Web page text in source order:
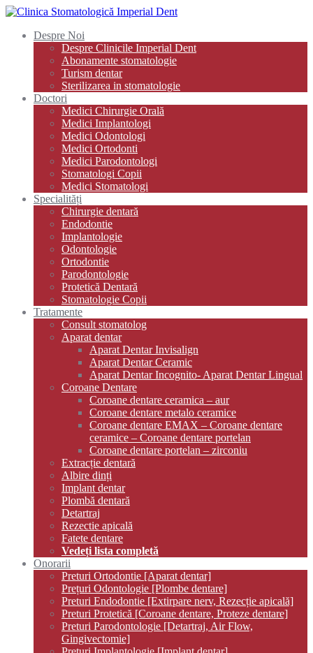
Despre Noi
Despre Clinicile Imperial Dent
Abonamente stomatologie
Turism dentar
Sterilizarea in stomatologie
Doctori
Medici Chirurgie Orală
Medici Implantologi
Medici Odontologi
Medici Ortodonti
Medici Parodontologi
Stomatologi Copii
Medici Stomatologi
Specialități
Chirurgie dentară
Endodontie
Implantologie
Odontologie
Ortodontie
Parodontologie
Protetică Dentară
Stomatologie Copii
Tratamente
Consult stomatolog
Aparat dentar
Aparat Dentar Invisalign
Aparat Dentar Ceramic
Aparat Dentar Incognito- Aparat Dentar Lingual
Coroane Dentare
Coroane dentare ceramica – aur
Coroane dentare metalo ceramice
Coroane dentare EMAX – Coroane dentare
ceramice – Coroane dentare portelan
Coroane dentare portelan – zirconiu
Extracție dentară
Albire dinți
Implant dentar
Plombă dentară
Detartraj
Rezectie apicală
Fatete dentare
Vedeți lista completă
Onorarii
Preturi Ortodontie [Aparat dentar]
Prețuri Odontologie [Plombe dentare]
Preturi Endodontie [Extirpare nerv, Rezecție apicală]
Preturi Protetică [Coroane dentare, Proteze dentare]
Preturi Parodontologie [Detartraj, Air Flow,
Gingivectomie]